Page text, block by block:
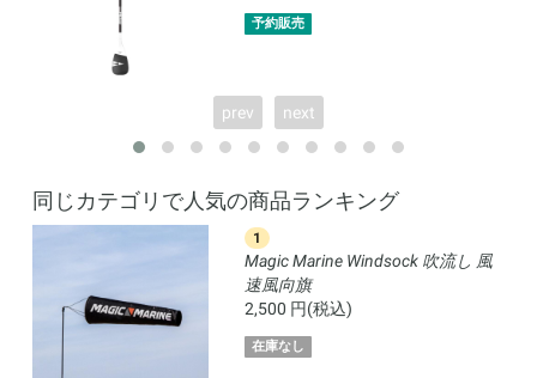
予約販売
prev next
同じカテゴリで人気の商品ランキング
1
Magic Marine Windsock 吹流し 風
速風向旗
2,500 円(税込)
在庫なし